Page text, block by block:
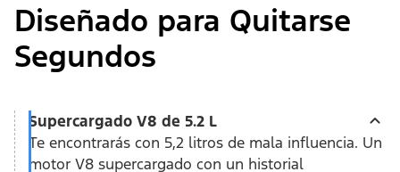
Diseñado para Quitarse
Segundos
Supercargado V8 de 5.2 L
Te encontrarás con 5,2 litros de mala influencia. Un
motor V8 supercargado con un historial